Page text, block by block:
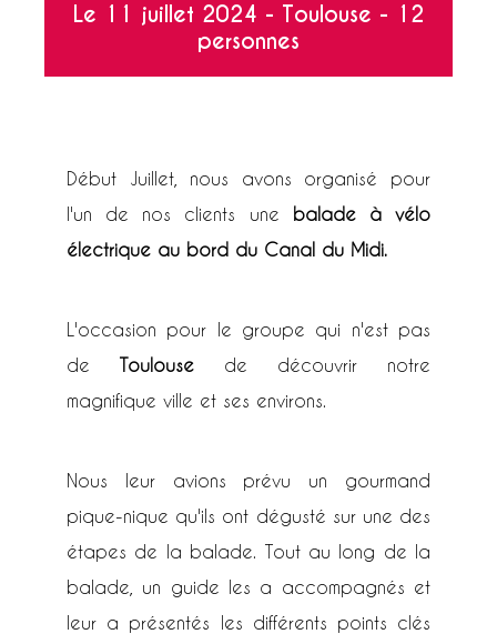
Le 11 juillet 2024 - Toulouse - 12
personnes
Début Juillet, nous avons organisé pour
l'un de nos clients une balade à vélo
électrique au bord du Canal du Midi.
L'occasion pour le groupe qui n'est pas
de Toulouse de découvrir notre
magnifique ville et ses environs.
Nous leur avions prévu un gourmand
pique-nique qu'ils ont dégusté sur une des
étapes de la balade. Tout au long de la
balade, un guide les a accompagnés et
leur a présentés les différents points clés